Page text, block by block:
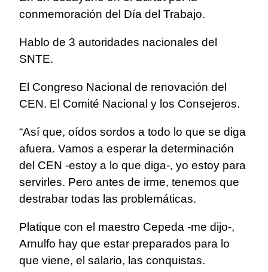
conmemoración del Día del Trabajo.
Hablo de 3 autoridades nacionales del
SNTE.
El Congreso Nacional de renovación del
CEN. El Comité Nacional y los Consejeros.
“Así que, oídos sordos a todo lo que se diga
afuera. Vamos a esperar la determinación
del CEN -estoy a lo que diga-, yo estoy para
servirles. Pero antes de irme, tenemos que
destrabar todas las problemáticas.
Platique con el maestro Cepeda -me dijo-,
Arnulfo hay que estar preparados para lo
que viene, el salario, las conquistas.